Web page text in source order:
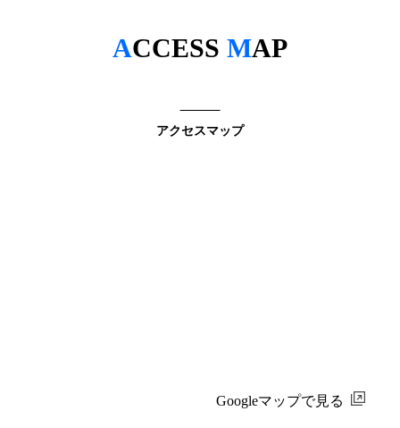
ACCESS MAP
アクセスマップ
Googleマップで見る